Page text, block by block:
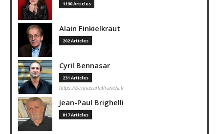
1190 Articles
Alain Finkielkraut
202 Articles
Cyril Bennasar
231 Articles
https://bennasarlaffranchi.fr
Jean-Paul Brighelli
817 Articles